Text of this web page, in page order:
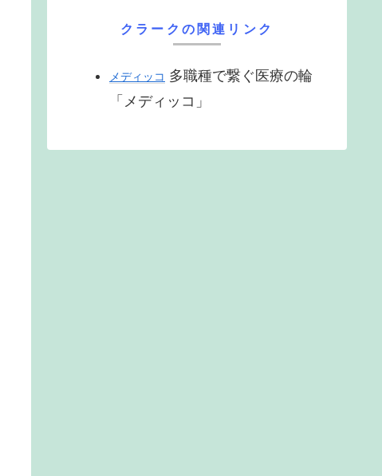
クラークの関連リンク
メディッコ 多職種で繋ぐ医療の輪
「メディッコ」